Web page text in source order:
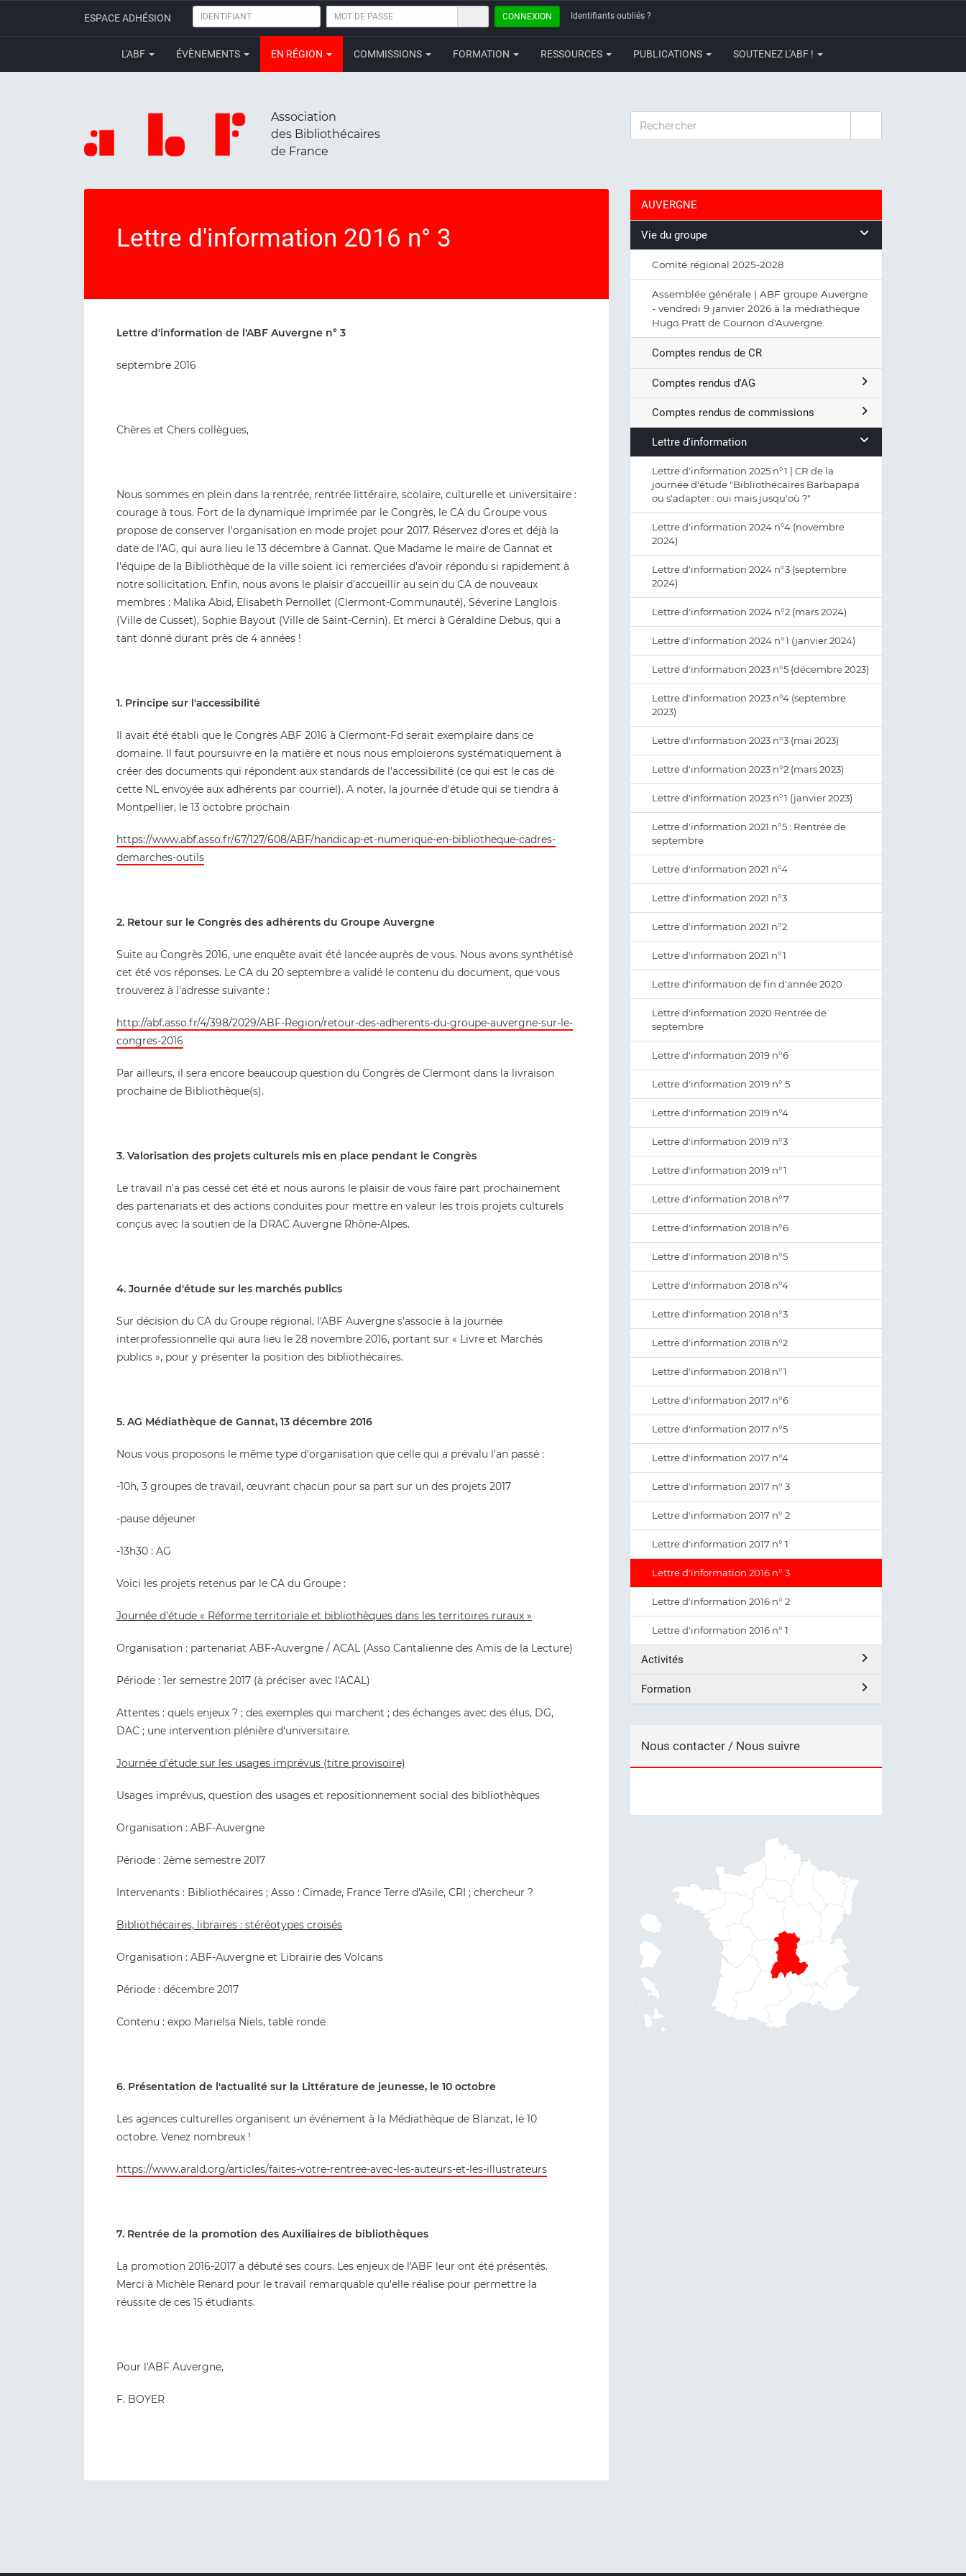
ESPACE ADHÉSION IDENTIFIANT
MOT
PASSE
CONNEXION Identifiants oubliés ?
L'ABF ÉVÈNEMENTS EN RÉGION COMMISSIONS FORMATION RESSOURCES PUBLICATIONS SOUTENEZ L'ABF !
Association
des Bibliothécaires
de France
RECHERCHER
Lettre d'information 2016 n° 3
Lettre d'information de l'ABF Auvergne n° 3
septembre 2016
Chères et Chers collègues,
Nous sommes en plein dans la rentrée, rentrée littéraire, scolaire, culturelle et universitaire :
courage à tous. Fort de la dynamique imprimée par le Congrès, le CA du Groupe vous
propose de conserver l'organisation en mode projet pour 2017. Réservez d'ores et déjà la
date de l'AG, qui aura lieu le 13 décembre à Gannat. Que Madame le maire de Gannat et
l'équipe de la Bibliothèque de la ville soient ici remerciées d'avoir répondu si rapidement à
notre sollicitation. Enfin, nous avons le plaisir d'accueillir au sein du CA de nouveaux
membres : Malika Abid, Elisabeth Pernollet (Clermont-Communauté), Séverine Langlois
(Ville de Cusset), Sophie Bayout (Ville de Saint-Cernin). Et merci à Géraldine Debus, qui a
tant donné durant près de 4 années !
1. Principe sur l'accessibilité
Il avait été établi que le Congrès ABF 2016 à Clermont-Fd serait exemplaire dans ce
domaine. Il faut poursuivre en la matière et nous nous emploierons systématiquement à
créer des documents qui répondent aux standards de l'accessibilité (ce qui est le cas de
cette NL envoyée aux adhérents par courriel). A noter, la journée d'étude qui se tiendra à
Montpellier, le 13 octobre prochain
https://www.abf.asso.fr/67/127/608/ABF/handicap-et-numerique-en-bibliotheque-cadres-
demarches-outils
2. Retour sur le Congrès des adhérents du Groupe Auvergne
Suite au Congrès 2016, une enquête avait été lancée auprès de vous. Nous avons synthétisé
cet été vos réponses. Le CA du 20 septembre a validé le contenu du document, que vous
trouverez à l'adresse suivante :
http://abf.asso.fr/4/398/2029/ABF-Region/retour-des-adherents-du-groupe-auvergne-sur-le-
congres-2016
Par ailleurs, il sera encore beaucoup question du Congrès de Clermont dans la livraison
prochaine de Bibliothèque(s).
3. Valorisation des projets culturels mis en place pendant le Congrès
Le travail n'a pas cessé cet été et nous aurons le plaisir de vous faire part prochainement
des partenariats et des actions conduites pour mettre en valeur les trois projets culturels
conçus avec la soutien de la DRAC Auvergne Rhône-Alpes.
4. Journée d'étude sur les marchés publics
Sur décision du CA du Groupe régional, l'ABF Auvergne s'associe à la journée
interprofessionnelle qui aura lieu le 28 novembre 2016, portant sur « Livre et Marchés
publics », pour y présenter la position des bibliothécaires.
5. AG Médiathèque de Gannat, 13 décembre 2016
Nous vous proposons le même type d'organisation que celle qui a prévalu l'an passé :
-10h, 3 groupes de travail, œuvrant chacun pour sa part sur un des projets 2017
-pause déjeuner
-13h30 : AG
Voici les projets retenus par le CA du Groupe :
Journée d'étude « Réforme territoriale et bibliothèques dans les territoires ruraux »
Organisation : partenariat ABF-Auvergne / ACAL (Asso Cantalienne des Amis de la Lecture)
Période : 1er semestre 2017 (à préciser avec l'ACAL)
Attentes : quels enjeux ? ; des exemples qui marchent ; des échanges avec des élus, DG,
DAC ; une intervention plénière d'universitaire.
Journée d'étude sur les usages imprévus (titre provisoire)
Usages imprévus, question des usages et repositionnement social des bibliothèques
Organisation : ABF-Auvergne
Période : 2ème semestre 2017
Intervenants : Bibliothécaires ; Asso : Cimade, France Terre d'Asile, CRI ; chercheur ?
Bibliothécaires, libraires : stéréotypes croisés
Organisation : ABF-Auvergne et Librairie des Volcans
Période : décembre 2017
Contenu : expo Marielsa Niels, table ronde
6. Présentation de l'actualité sur la Littérature de jeunesse, le 10 octobre
Les agences culturelles organisent un événement à la Médiathèque de Blanzat, le 10
octobre. Venez nombreux !
https://www.arald.org/articles/faites-votre-rentree-avec-les-auteurs-et-les-illustrateurs
7. Rentrée de la promotion des Auxiliaires de bibliothèques
La promotion 2016-2017 a débuté ses cours. Les enjeux de l'ABF leur ont été présentés.
Merci à Michèle Renard pour le travail remarquable qu'elle réalise pour permettre la
réussite de ces 15 étudiants.
Pour l'ABF Auvergne,
F. BOYER
AUVERGNE
Vie du groupe
Comité régional 2025-2028
Assemblée générale | ABF groupe Auvergne
- vendredi 9 janvier 2026 à la médiathèque
Hugo Pratt de Cournon d'Auvergne.
Comptes rendus de CR
Comptes rendus d'AG
Comptes rendus de commissions
Lettre d'information
Lettre d'information 2025 n°1 | CR de la
journée d'étude "Bibliothécaires Barbapapa
ou s'adapter : oui mais jusqu'où ?"
Lettre d'information 2024 n°4 (novembre
2024)
Lettre d'information 2024 n°3 (septembre
2024)
Lettre d'information 2024 n°2 (mars 2024)
Lettre d'information 2024 n°1 (janvier 2024)
Lettre d'information 2023 n°5 (décembre 2023)
Lettre d'information 2023 n°4 (septembre
2023)
Lettre d'information 2023 n°3 (mai 2023)
Lettre d'information 2023 n°2 (mars 2023)
Lettre d'information 2023 n°1 (janvier 2023)
Lettre d'information 2021 n°5 : Rentrée de
septembre
Lettre d'information 2021 n°4
Lettre d'information 2021 n°3
Lettre d'information 2021 n°2
Lettre d'information 2021 n°1
Lettre d'information de fin d'année 2020
Lettre d'information 2020 Rentrée de
septembre
Lettre d'information 2019 n°6
Lettre d'information 2019 n° 5
Lettre d'information 2019 n°4
Lettre d'information 2019 n°3
Lettre d'information 2019 n°1
Lettre d'information 2018 n°7
Lettre d'information 2018 n°6
Lettre d'information 2018 n°5
Lettre d'information 2018 n°4
Lettre d'information 2018 n°3
Lettre d'information 2018 n°2
Lettre d'information 2018 n°1
Lettre d'information 2017 n°6
Lettre d'information 2017 n°5
Lettre d'information 2017 n°4
Lettre d'information 2017 n° 3
Lettre d'information 2017 n° 2
Lettre d'information 2017 n° 1
Lettre d'information 2016 n° 3
Lettre d'information 2016 n° 2
Lettre d'information 2016 n° 1
Activités
Formation
Nous contacter / Nous suivre